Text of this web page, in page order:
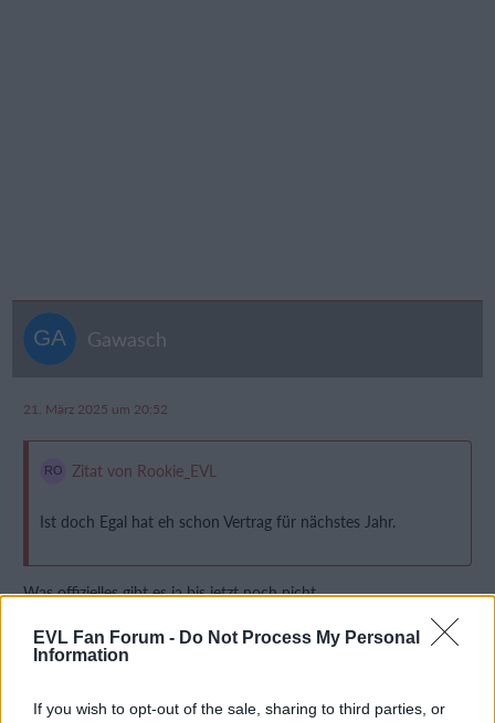
EVL Fan Forum - Do Not Process My Personal
Information
If you wish to opt-out of the sale, sharing to third parties, or
Gawasch
21. März 2025 um 20:52
Zitat von Rookie_EVL
Ist doch Egal hat eh schon Vertrag für nächstes Jahr.
Was offizielles gibt es ja bis jetzt noch nicht.
Stegie